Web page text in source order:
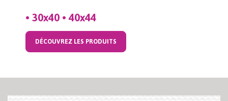
• 30x40 • 40x44
DÉCOUVREZ LES PRODUITS